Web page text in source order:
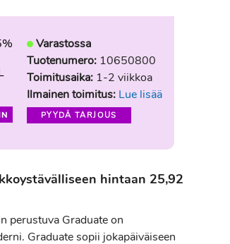
Varastossa
Tuotenumero: 10650800
Toimitusaika: 1-2 viikkoa
Ilmainen toimitus: Lue lisää
PYYDÄ TARJOUS
hintaan 25,92
perustuva Graduate on
Graduate sopii jokapäiväiseen